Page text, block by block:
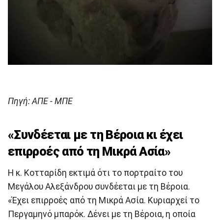
Πηγή: ΑΠΕ - ΜΠΕ
«Συνδέεται με τη Βέροια κι έχει
επιρροές από τη Μικρά Ασία»
Η κ. Κοτταρίδη εκτιμά ότι το πορτραίτο του
Μεγάλου Αλεξάνδρου συνδέεται με τη Βέροια.
«Έχει επιρροές από τη Μικρά Ασία. Κυριαρχεί το
Περγαμηνό μπαρόκ. Δένει με τη Βέροια, η οποία